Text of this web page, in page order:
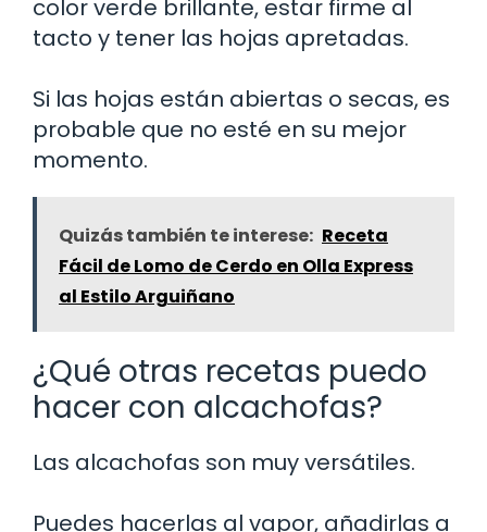
color verde brillante, estar firme al
tacto y tener las hojas apretadas.
Si las hojas están abiertas o secas, es
probable que no esté en su mejor
momento.
Quizás también te interese: Receta
Fácil de Lomo de Cerdo en Olla Express
al Estilo Arguiñano
¿Qué otras recetas puedo
hacer con alcachofas?
Las alcachofas son muy versátiles.
Puedes hacerlas al vapor, añadirlas a